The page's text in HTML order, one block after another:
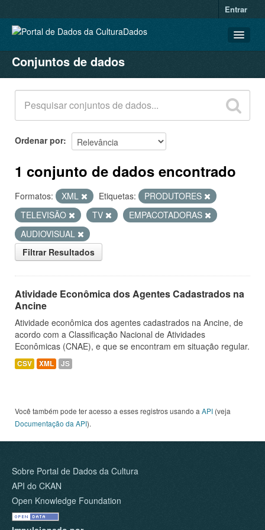
Entrar
CONJUNTOS DE DADOS
ORGANIZAÇÕES
GRUPOS
SOBRE
Conjuntos de dados
Ordenar por
1 conjunto de dados encontrado
Formatos: XML Etiquetas:
PRODUTORES
TELEVISÃO
TV
EMPACOTADORAS
AUDIOVISUAL
Filtrar Resultados
Atividade Econômica dos Agentes Cadastrados na
Ancine
Atividade econômica dos agentes cadastrados na Ancine, de
acordo com a Classificação Nacional de Atividades
Econômicas (CNAE), e que se encontram em situação regular.
CSV XML JS
Você também pode ter acesso a esses registros usando a API (veja
Documentação da API).
Sobre Portal de Dados da Cultura
API do CKAN
Open Knowledge Foundation